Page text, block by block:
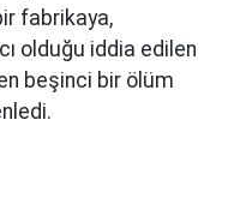
fabrikaya,
olduğu iddia edilen
beşinci bir ölüm